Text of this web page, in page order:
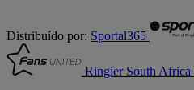
Distribuído por: Sportal365
Ringier South Africa